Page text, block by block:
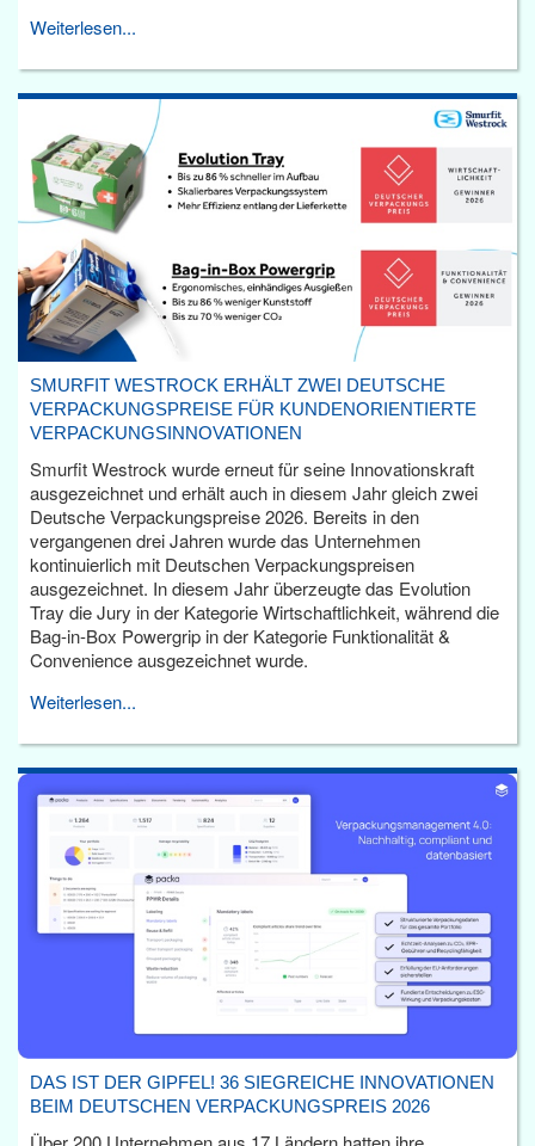
Weiterlesen...
SMURFIT WESTROCK ERHÄLT ZWEI DEUTSCHE
VERPACKUNGSPREISE FÜR KUNDENORIENTIERTE
VERPACKUNGSINNOVATIONEN
Smurfit Westrock wurde erneut für seine Innovationskraft
ausgezeichnet und erhält auch in diesem Jahr gleich zwei
Deutsche Verpackungspreise 2026. Bereits in den
vergangenen drei Jahren wurde das Unternehmen
kontinuierlich mit Deutschen Verpackungspreisen
ausgezeichnet. In diesem Jahr überzeugte das Evolution
Tray die Jury in der Kategorie Wirtschaftlichkeit, während die
Bag-in-Box Powergrip in der Kategorie Funktionalität &
Convenience ausgezeichnet wurde.
Weiterlesen...
DAS IST DER GIPFEL! 36 SIEGREICHE INNOVATIONEN
BEIM DEUTSCHEN VERPACKUNGSPREIS 2026